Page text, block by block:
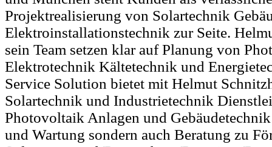
Projektrealisierung von Solartechnik
Elektroinstallationstechnik zur Seite.
sein Team setzen klar auf Planung von
Elektrotechnik Kältetechnik und
Service Solution bietet mit Helmut
Solartechnik und Industrietechnik
Photovoltaik Anlagen und
und Wartung sondern auch Beratung zu